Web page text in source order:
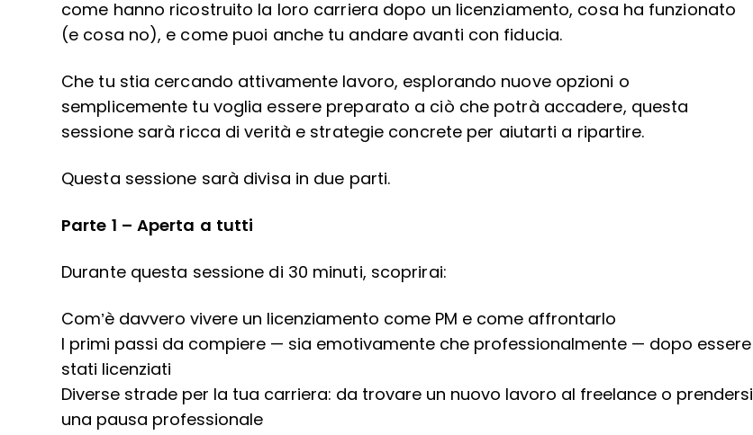
come hanno ricostruito la loro carriera dopo un licenziamento, cosa ha funzionato
(e cosa no), e come puoi anche tu andare avanti con fiducia.
Che tu stia cercando attivamente lavoro, esplorando nuove opzioni o
semplicemente tu voglia essere preparato a ciò che potrà accadere, questa
sessione sarà ricca di verità e strategie concrete per aiutarti a ripartire.
Questa sessione sarà divisa in due parti.
Parte 1 – Aperta a tutti
Durante questa sessione di 30 minuti, scoprirai:
Com’è davvero vivere un licenziamento come PM e come affrontarlo
I primi passi da compiere — sia emotivamente che professionalmente — dopo essere
stati licenziati
Diverse strade per la tua carriera: da trovare un nuovo lavoro al freelance o prendersi
una pausa professionale